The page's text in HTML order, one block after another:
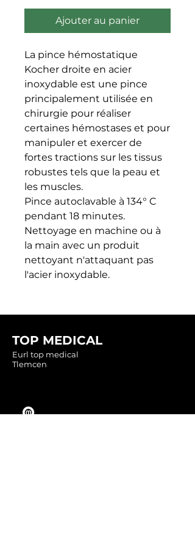
Ajouter au panier
La pince hémostatique
Kocher droite en acier
inoxydable est une pince
principalement utilisée en
chirurgie pour réaliser
certaines hémostases et pour
manipuler et exercer de
fortes tractions sur les tissus
robustes tels que la peau et
les muscles.
Pince autoclavable à 134° C
pendant 18 minutes.
Nettoyage en machine ou à
la main avec un produit
nettoyant n'attaquant pas
l'acier inoxydable.
TOP MEDICAL
Eurl top medical
Tlemcen